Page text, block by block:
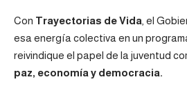
Con Trayectorias de Vida , el
esa energía colectiva en un
reivindique el papel de la juventud
paz, economía y democracia.